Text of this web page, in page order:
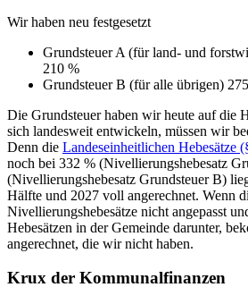
Wir haben neu festgesetzt
Grundsteuer A (für land- und
210 %
Grundsteuer B (für alle übrigen)
Die Grundsteuer haben wir heute auf die
sich landesweit entwickeln, müssen wir
Denn die Landeseinheitlichen Hebesätze
noch bei 332 % (Nivellierungshebesatz
(Nivellierungshebesatz Grundsteuer B)
Hälfte und 2027 voll angerechnet. Wenn
Nivellierungshebesätze nicht angepasst
Hebesätzen in der Gemeinde darunter,
angerechnet, die wir nicht haben.
Krux der Kommunalfinanzen